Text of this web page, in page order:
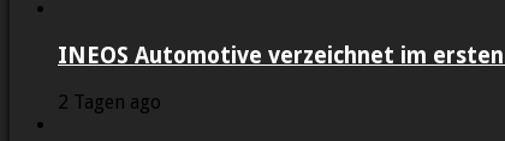
INEOS Automotive verzeichnet im
2 Tagen ago